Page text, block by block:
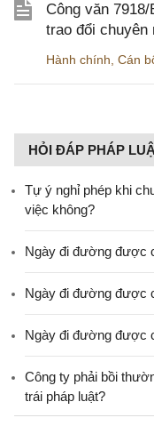
Công văn
trao đổi chuyên
Hành chính Cán
HỎI ĐÁP PHÁP
Tự ý nghỉ phép khi
việc không?
Ngày đi đường được
Ngày đi đường được
Ngày đi đường được
Công ty phải bồi
trái pháp luật?